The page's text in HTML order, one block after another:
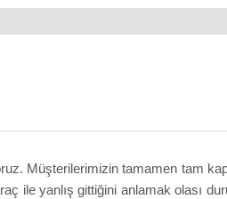
Müşterilerimizin tamamen tam
ile yanlış gittiğini anlamak olası